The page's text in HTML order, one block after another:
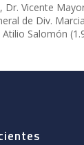
Vicente
de Div.
Salomón